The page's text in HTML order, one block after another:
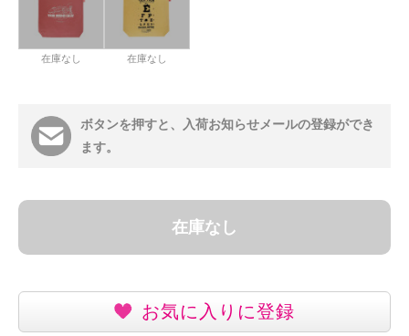
在庫なし 在庫なし
ボタンを押すと、入荷お知らせメールの登録ができ
ます。
在庫なし
お気に入りに登録